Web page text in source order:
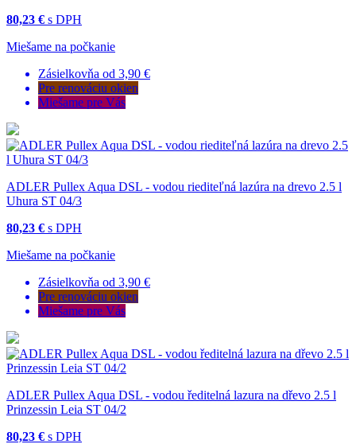
80,23 € s DPH
Miešame na počkanie
Zásielkovňa od 3,90 €
Pre renováciu okien
Miešame pre Vás
ADLER Pullex Aqua DSL - vodou riediteľná lazúra na drevo 2.5 l
Uhura ST 04/3
80,23 € s DPH
Miešame na počkanie
Zásielkovňa od 3,90 €
Pre renováciu okien
Miešame pre Vás
ADLER Pullex Aqua DSL - vodou ředitelná lazura na dřevo 2.5 l
Prinzessin Leia ST 04/2
80,23 € s DPH